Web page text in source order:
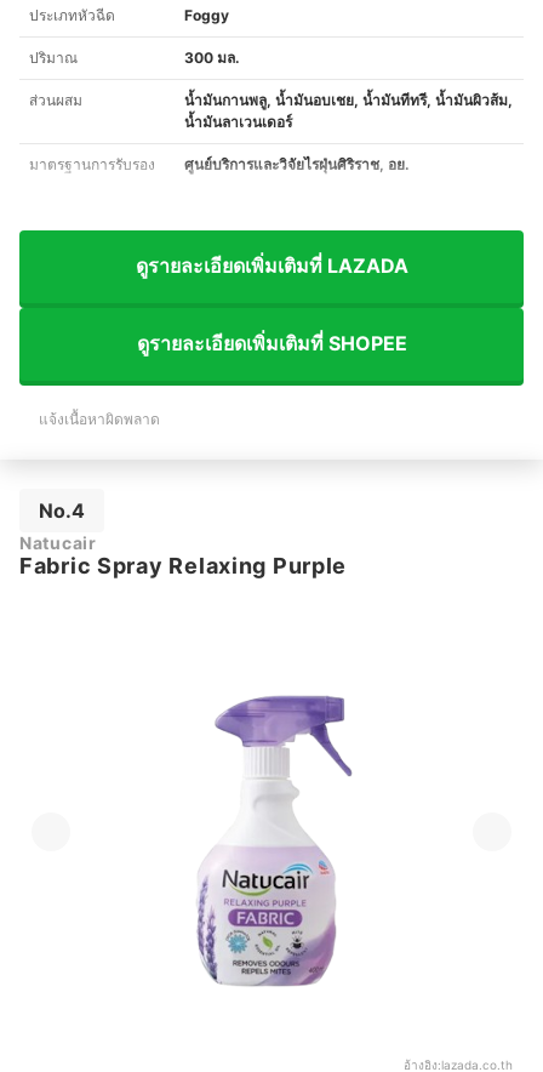
ประเภทหัวฉีด Foggy
ปริมาณ 300 มล.
ส่วนผสม
น้ำมันกานพลู, น้ำมันอบเชย, น้ำมันทีทรี, น้ำมันผิวส้ม,
น้ำมันลาเวนเดอร์
มาตรฐานการรับรอง ศูนย์บริการและวิจัยไรฝุ่นศิริราช, อย.
ดูรายละเอียดเพิ่มเติมที่ LAZADA
ดูรายละเอียดเพิ่มเติมที่ SHOPEE
แจ้งเนื้อหาผิดพลาด
No.4
Natucair
Fabric Spray Relaxing Purple
อ้างอิง:lazada.co.th